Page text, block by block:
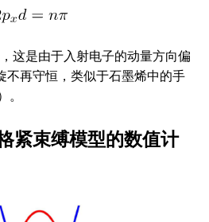
这是由于入射电子的动量方向偏
不再守恒，类似于石墨烯中的手
。
紧束缚模型的数值计